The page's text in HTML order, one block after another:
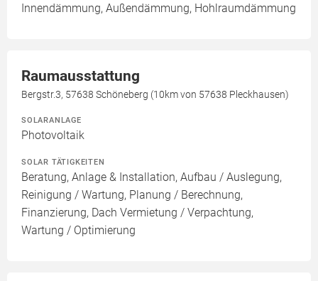
Innendämmung, Außendämmung, Hohlraumdämmung
Raumausstattung
Bergstr.3, 57638 Schöneberg (10km von 57638 Pleckhausen)
SOLARANLAGE
Photovoltaik
SOLAR TÄTIGKEITEN
Beratung, Anlage & Installation, Aufbau / Auslegung,
Reinigung / Wartung, Planung / Berechnung,
Finanzierung, Dach Vermietung / Verpachtung,
Wartung / Optimierung